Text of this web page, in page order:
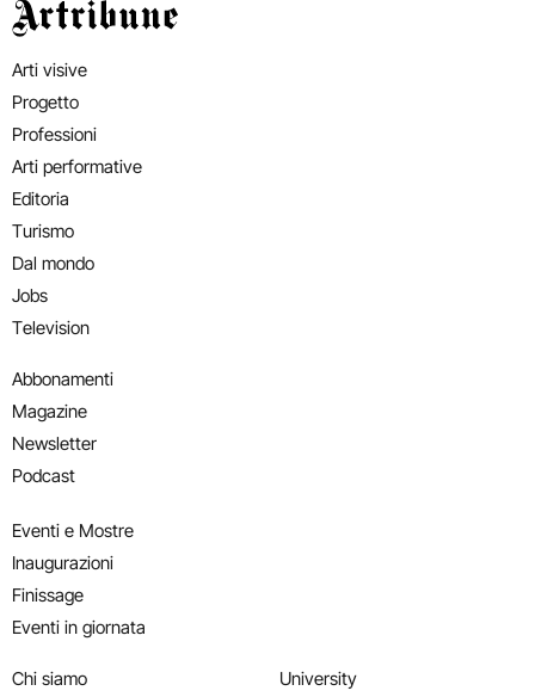
Artribune
Arti visive
Progetto
Professioni
Arti performative
Editoria
Turismo
Dal mondo
Jobs
Television
Abbonamenti
Magazine
Newsletter
Podcast
Eventi e Mostre
Inaugurazioni
Finissage
Eventi in giornata
Chi siamo
University